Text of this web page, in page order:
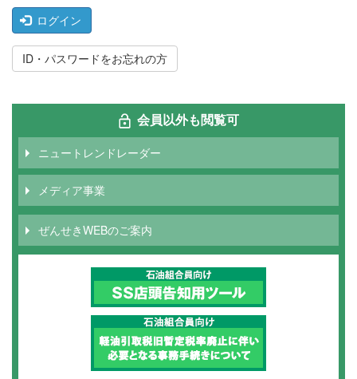
ログイン
ID・パスワードをお忘れの方
会員以外も閲覧可
ニュートレンドレーダー
メディア事業
ぜんせきWEBのご案内